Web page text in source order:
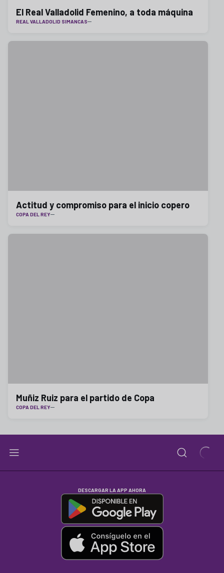
El Real Valladolid Femenino, a toda máquina
REAL VALLADOLID SIMANCAS
Actitud y compromiso para el inicio copero
COPA DEL REY
Muñiz Ruiz para el partido de Copa
COPA DEL REY
DESCARGAR LA APP AHORA